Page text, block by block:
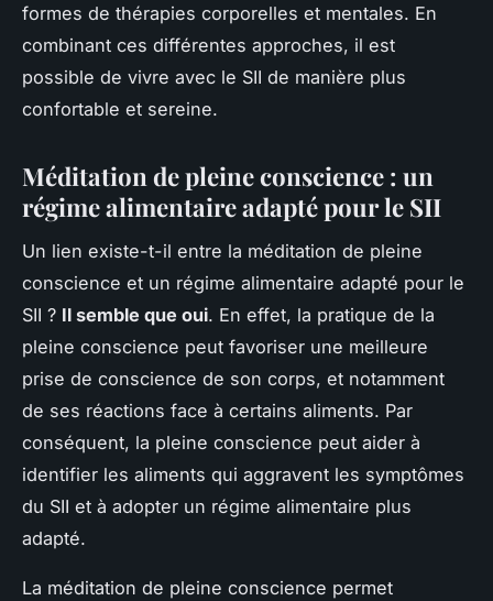
formes de thérapies corporelles et mentales. En
combinant ces différentes approches, il est
possible de vivre avec le SII de manière plus
confortable et sereine.
Méditation de pleine conscience : un
régime alimentaire adapté pour le SII
Un lien existe-t-il entre la méditation de pleine
conscience et un régime alimentaire adapté pour le
SII ? Il semble que oui. En effet, la pratique de la
pleine conscience peut favoriser une meilleure
prise de conscience de son corps, et notamment
de ses réactions face à certains aliments. Par
conséquent, la pleine conscience peut aider à
identifier les aliments qui aggravent les symptômes
du SII et à adopter un régime alimentaire plus
adapté.
La méditation de pleine conscience permet